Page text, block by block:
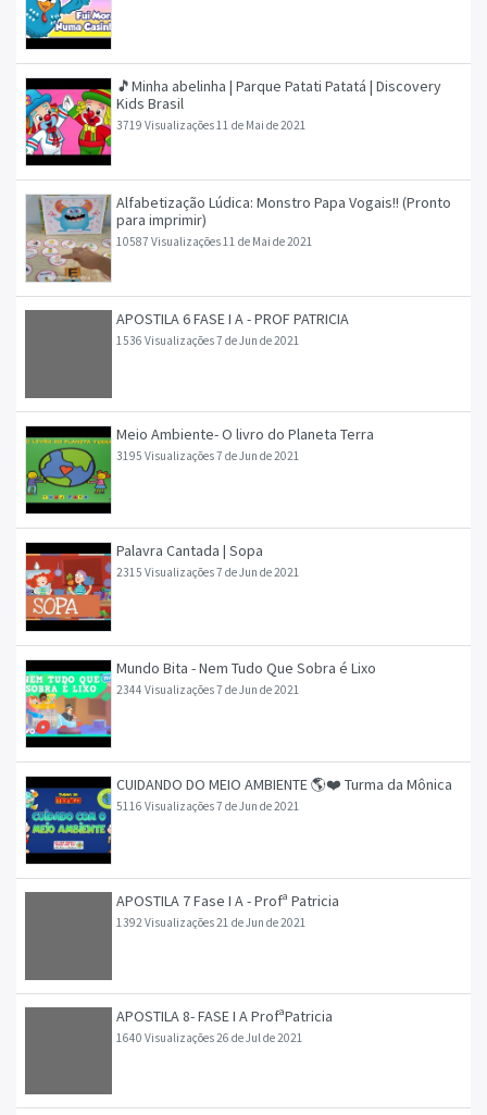
🎵Minha abelinha | Parque Patati Patatá | Discovery
Kids Brasil
3719 Visualizações 11 de Mai de 2021
Alfabetização Lúdica: Monstro Papa Vogais!! (Pronto
para imprimir)
10587 Visualizações11 de Mai de 2021
APOSTILA 6 FASE I A - PROF PATRICIA
1536 Visualizações7 de Jun de 2021
Meio Ambiente- O livro do Planeta Terra
3195 Visualizações7 de Jun de 2021
Palavra Cantada | Sopa
2315 Visualizações7 de Jun de 2021
Mundo Bita - Nem Tudo Que Sobra é Lixo
2344 Visualizações7 de Jun de 2021
CUIDANDO DO MEIO AMBIENTE 🌎❤️ Turma da Mônica
5116 Visualizações7 de Jun de 2021
APOSTILA 7 Fase I A - Profª Patricia
1392 Visualizações21 de Jun de 2021
APOSTILA 8- FASE I A ProfªPatricia
1640 Visualizações26 de Jul de 2021